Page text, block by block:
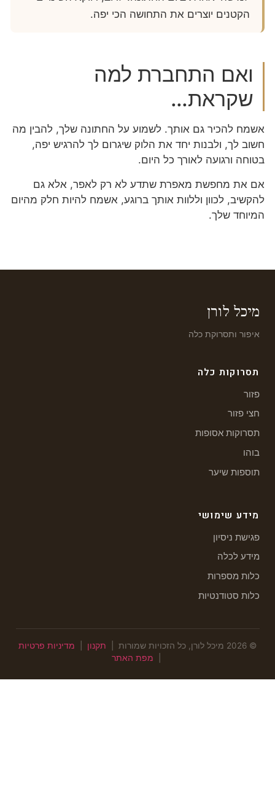
הקטנים יוצרים את התחושה הכי יפה.
ואם התחברת למה
שקראת…
אשמח להכיר גם אותך. לשמוע על החתונה שלך, להבין מה
חשוב לך, ולבנות יחד את הלוק שיגרום לך להרגיש יפה,
בטוחה ורגועה לאורך כל היום.
אם את מחפשת מאפרת שתדע לא רק לאפר, אלא גם
להקשיב, לכוון וללוות אותך ברוגע, אשמח להיות חלק מהיום
המיוחד שלך.
מיכל לורן
איפור ותסרוקת כלה
תסרוקות כלה
פזור
חצי פזור
תסרוקות אסופות
בוהו
תוספות שיער
מידע שימושי
פגישת ניסיון
מידע לכלה
כלות מספרות
כלות סטודנטיות
תקנון|
מדיניות פרטיות
מפת האתר